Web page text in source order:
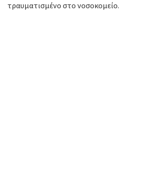
τραυματισμένο στο νοσοκομείο.